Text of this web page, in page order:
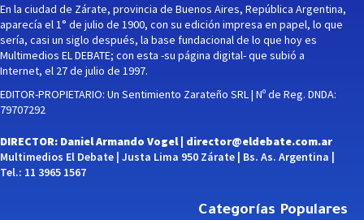
En la ciudad de Zárate, provincia de Buenos Aires, República Argentina,
aparecía el 1° de julio de 1900, con su edición impresa en papel, lo que
sería, casi un siglo después, la base fundacional de lo que hoy es
Multimedios EL DEBATE; con esta -su página digital- que subió a
Internet, el 27 de julio de 1997.
EDITOR-PROPIETARIO: Un Sentimiento Zarateño SRL | Nº de Reg. DNDA:
79707292
DIRECTOR: Daniel Armando Vogel | director@eldebate.com.ar
Multimedios El Debate | Justa Lima 950 Zárate | Bs. As. Argentina |
Tel.: 11 3965 1567
Categorías Populares